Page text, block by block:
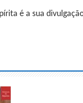
é a sua